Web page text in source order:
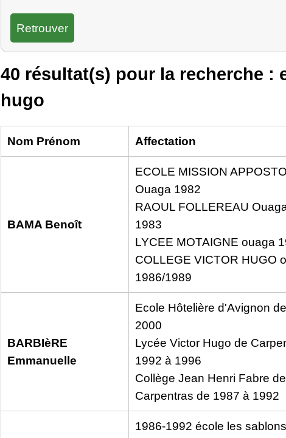
40 résultat(s) pour la recherche :
hugo
Nom Prénom Affectation
BAMA Benoît
ECOLE MISSION
Ouaga 1982
RAOUL FOLLEREAU
1983
LYCEE MOTAIGNE ouaga
COLLEGE VICTOR HUGO
1986/1989
BARBIèRE
Emmanuelle
Ecole Hôtelière d'Avignon
2000
Lycée Victor Hugo de
1992 à 1996
Collège Jean Henri Fabre de
Carpentras de 1987 à 1992
1986-1992 école les